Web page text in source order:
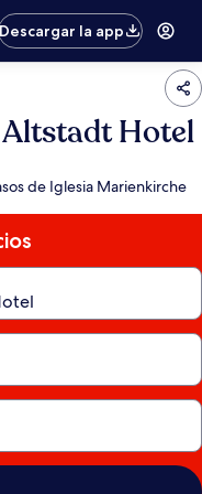
Descargar la app
Hotel
de Iglesia Marienkirche